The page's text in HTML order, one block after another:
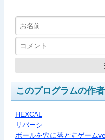
このプログラムの作
HEXCAL
リバーシ
ボールを穴に落とすゲーム